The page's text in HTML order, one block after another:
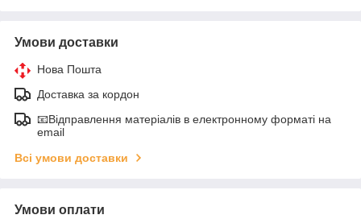
Умови доставки
Нова Пошта
Доставка за кордон
📧Відправлення матеріалів в електронному форматі на
email
Всі умови доставки
Умови оплати